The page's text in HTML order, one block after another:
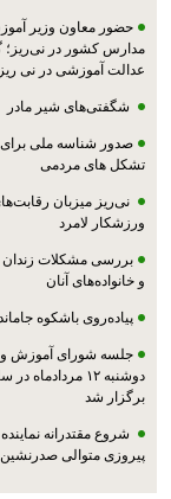
حضور معاون وزیر
مدارس کشور در
عدالت آموزشی در نی
شگفتی‌های شیر مادر
صدور شناسه ملی
تشکل های مردمی
نی‌ریز میزبان
ورزشکار لامرد
بررسی مشکلات زندان
و خانواده‌های آنان
پیاده‌روی باشکوه
جلسه شورای آموزش و
دوشنبه ۱۲
برگزار شد
شروع مقتدرانه
پیروزی متوالی